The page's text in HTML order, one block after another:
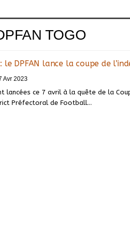
TOGO
DPFAN lance la coupe de
Avr 2023
lancées ce 7 avril à la quête de la
Préfectoral de Football…